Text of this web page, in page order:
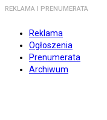
REKLAMA I PRENUMERATA
Reklama
Ogłoszenia
Prenumerata
Archiwum